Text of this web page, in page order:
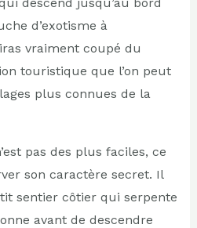
d’exotisme à
vraiment coupé du
touristique que l’on peut
plus connues de la
pas des plus faciles, ce
son caractère secret. Il
sentier côtier qui serpente
avant de descendre